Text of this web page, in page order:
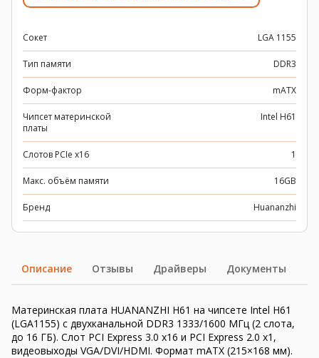
Сокет LGA 1155
Тип памяти DDR3
Форм-фактор mATX
Чипсет материнской
платы
Intel H61
Слотов PCIe x16 1
Макс. объём памяти 16GB
Бренд Huananzhi
Описание Отзывы Драйверы Документы
Материнская плата HUANANZHI H61 на чипсете Intel H61
(LGA1155) с двухканальной DDR3 1333/1600 МГц (2 слота,
до 16 ГБ). Слот PCI Express 3.0 x16 и PCI Express 2.0 x1,
видеовыходы VGA/DVI/HDMI. Формат mATX (215×168 мм).